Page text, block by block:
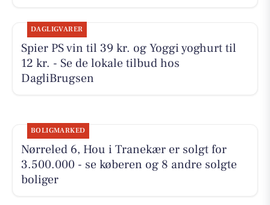
DAGLIGVARER
Spier PS vin til 39 kr. og Yoggi yoghurt til
12 kr. - Se de lokale tilbud hos
DagliBrugsen
BOLIGMARKED
Nørreled 6, Hou i Tranekær er solgt for
3.500.000 - se køberen og 8 andre solgte
boliger